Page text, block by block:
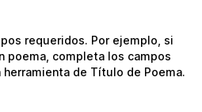
requeridos. Por ejemplo, si
poema, completa los campos
herramienta de Título de Poema.